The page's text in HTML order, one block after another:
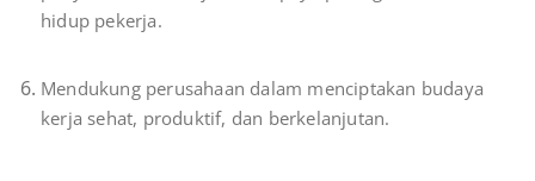
hidup pekerja.
Mendukung perusahaan dalam menciptakan budaya
kerja sehat, produktif, dan berkelanjutan.